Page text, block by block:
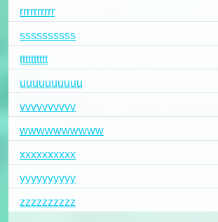
rrrrrrrrrr
ssssssssss
tttttttttt
uuuuuuuuuu
vvvvvvvvvv
wwwwwwwwww
xxxxxxxxxx
yyyyyyyyyy
zzzzzzzzzz